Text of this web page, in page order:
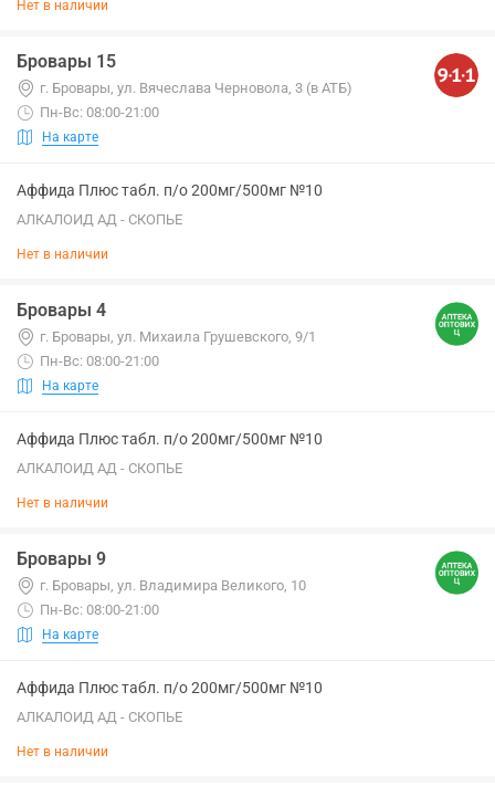
Нет в наличии
Бровары 15
г. Бровары, ул. Вячеслава Черновола, 3 (в АТБ)
Пн-Вс: 08:00-21:00
На карте
Аффида Плюс табл. п/о 200мг/500мг №10
АЛКАЛОИД АД - СКОПЬЕ
Нет в наличии
Бровары 4
г. Бровары, ул. Михаила Грушевского, 9/1
Пн-Вс: 08:00-21:00
На карте
Аффида Плюс табл. п/о 200мг/500мг №10
АЛКАЛОИД АД - СКОПЬЕ
Нет в наличии
Бровары 9
г. Бровары, ул. Владимира Великого, 10
Пн-Вс: 08:00-21:00
На карте
Аффида Плюс табл. п/о 200мг/500мг №10
АЛКАЛОИД АД - СКОПЬЕ
Нет в наличии